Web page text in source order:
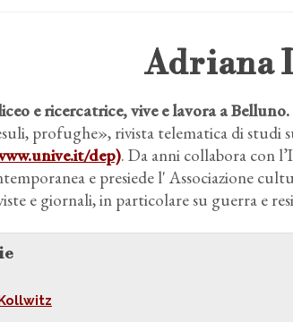
Adriana
e ricercatrice, vive e lavora a
profughe», rivista telematica di studi
dep). Da anni collabora con
e presiede l' Associazione
e giornali, in particolare su guerra e